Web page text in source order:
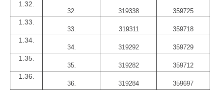
1.32.
32. 319338 359725
1.33.
33. 319311 359718
1.34.
34. 319292 359729
1.35.
35. 319282 359712
1.36.
36. 319284 359697